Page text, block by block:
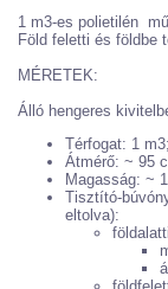
1 m3-es polietilén
Föld feletti és földbe
MÉRETEK:
Álló hengeres
Térfogat: 1 m3;
Átmérő: ~ 95
Magasság: ~
Tisztító-
eltolva):